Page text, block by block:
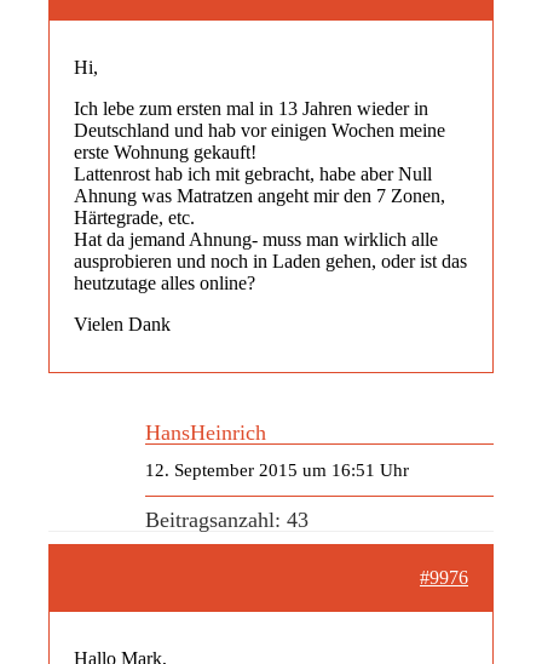
Hi,
Ich lebe zum ersten mal in 13 Jahren wieder in
Deutschland und hab vor einigen Wochen meine
erste Wohnung gekauft!
Lattenrost hab ich mit gebracht, habe aber Null
Ahnung was Matratzen angeht mir den 7 Zonen,
Härtegrade, etc.
Hat da jemand Ahnung- muss man wirklich alle
ausprobieren und noch in Laden gehen, oder ist das
heutzutage alles online?
Vielen Dank
HansHeinrich
12. September 2015 um 16:51 Uhr
Beitragsanzahl: 43
#9976
Hallo Mark,